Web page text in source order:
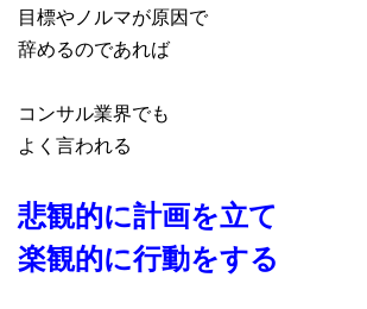
目標やノルマが原因で
辞めるのであれば
コンサル業界でも
よく言われる
悲観的に計画を立て
楽観的に行動をする